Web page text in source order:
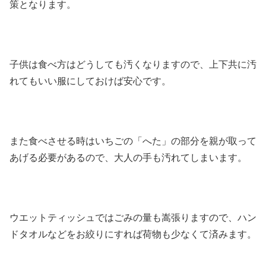
策となります。
子供は食べ方はどうしても汚くなりますので、上下共に汚
れてもいい服にしておけば安心です。
また食べさせる時はいちごの「へた」の部分を親が取って
あげる必要があるので、大人の手も汚れてしまいます。
ウエットティッシュではごみの量も嵩張りますので、ハン
ドタオルなどをお絞りにすれば荷物も少なくて済みます。